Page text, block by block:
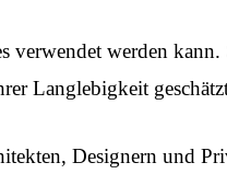
werden
Langlebigkeit
Designern und